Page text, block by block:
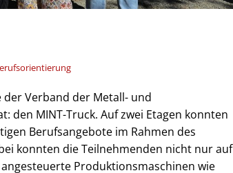
Verband der Metall- und
den MINT-Truck. Auf zwei Etagen konnten
Berufsangebote im Rahmen des
konnten die Teilnehmenden nicht nur auf
Produktionsmaschinen wie